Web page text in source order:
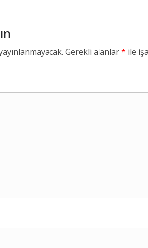
Gerekli alanlar* ile